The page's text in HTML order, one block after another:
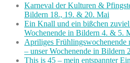
Karneval der Kulturen &
Bildern 18., 19. & 20. Mai
Ein Knall und ein bißchen zuviel
Wochenende in Bildern 4. & 5.
Apriliges
– unser Wochenende in Bildern
This is 45 – mein entspannter